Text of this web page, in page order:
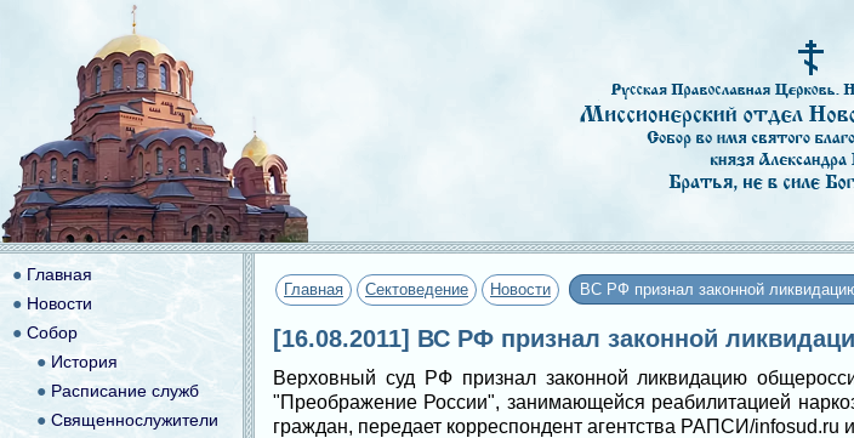
Главная Сектоведение Новости ВС РФ признал законной
[16.08.2011] ВС РФ признал законной
Верховный суд РФ признал законной ликвидацию
"Преображение России", занимающейся реабилитацией
граждан, передает корреспондент агентства РАПСИ/infosud.ru
● Главная
● Новости
● Собор
● История
● Расписание служб
● Священнослужители